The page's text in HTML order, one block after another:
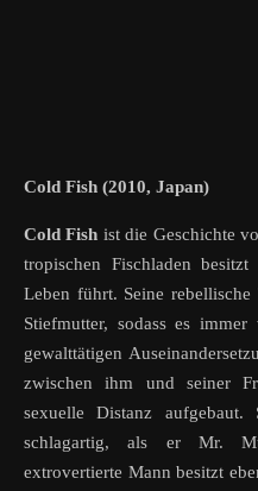
Cold Fish (2010, Japan)
Cold Fish ist die Geschichte
tropischen Fischladen
Leben führt. Seine rebellische
Stiefmutter, sodass es
gewalttätigen
zwischen ihm und seiner
sexuelle Distanz
schlagartig, als er Mr.
extrovertierte Mann besitzt